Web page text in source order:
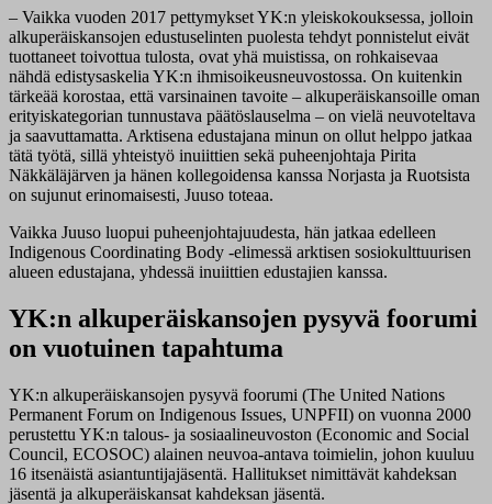
– Vaikka vuoden 2017 pettymykset YK:n yleiskokouksessa, jolloin
alkuperäiskansojen edustuselinten puolesta tehdyt ponnistelut eivät
tuottaneet toivottua tulosta, ovat yhä muistissa, on rohkaisevaa
nähdä edistysaskelia YK:n ihmisoikeusneuvostossa. On kuitenkin
tärkeää korostaa, että varsinainen tavoite – alkuperäiskansoille oman
erityiskategorian tunnustava päätöslauselma – on vielä neuvoteltava
ja saavuttamatta. Arktisena edustajana minun on ollut helppo jatkaa
tätä työtä, sillä yhteistyö inuiittien sekä puheenjohtaja Pirita
Näkkäläjärven ja hänen kollegoidensa kanssa Norjasta ja Ruotsista
on sujunut erinomaisesti, Juuso toteaa.
Vaikka Juuso luopui puheenjohtajuudesta, hän jatkaa edelleen
Indigenous Coordinating Body -elimessä arktisen sosiokulttuurisen
alueen edustajana, yhdessä inuiittien edustajien kanssa.
YK:n alkuperäiskansojen pysyvä foorumi
on vuotuinen tapahtuma
YK:n alkuperäiskansojen pysyvä foorumi (The United Nations
Permanent Forum on Indigenous Issues, UNPFII) on vuonna 2000
perustettu YK:n talous- ja sosiaalineuvoston (Economic and Social
Council, ECOSOC) alainen neuvoa-antava toimielin, johon kuuluu
16 itsenäistä asiantuntijajäsentä. Hallitukset nimittävät kahdeksan
jäsentä ja alkuperäiskansat kahdeksan jäsentä.